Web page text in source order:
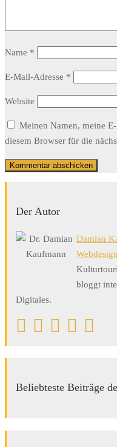
Name *
E-Mail-Adresse *
Website
Meinen Namen, meine
diesem Browser für die
Der Autor
Damian
bloggt
Digitales.
Beliebteste Beiträge